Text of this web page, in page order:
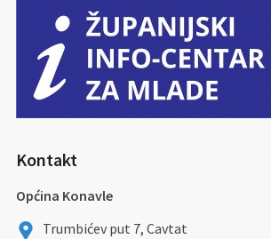
Kontakt
Općina Konavle
Trumbićev put 7, Cavtat